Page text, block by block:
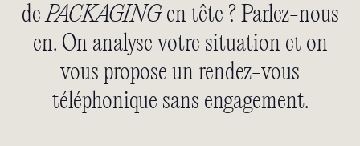
dePACKAGINGen tête ? Parlez-nous
en. On analyse votre situation et on
vous propose un rendez-vous
téléphonique sans engagement.